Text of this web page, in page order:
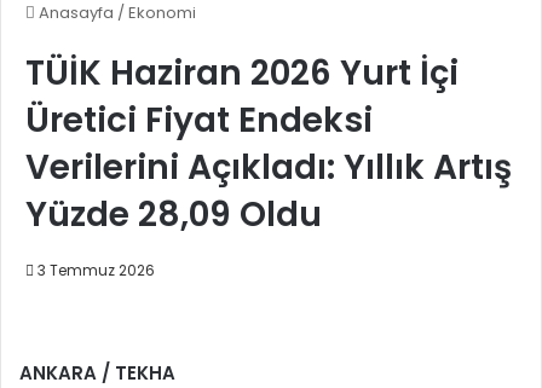
Anasayfa / Ekonomi
TÜİK Haziran 2026 Yurt İçi
Üretici Fiyat Endeksi
Verilerini Açıkladı: Yıllık Artış
Yüzde 28,09 Oldu
3 Temmuz 2026
ANKARA / TEKHA